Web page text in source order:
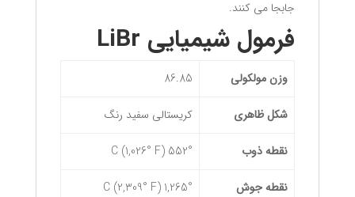
جابجا می کنند.
فرمول شیمیایی LiBr
وزن مولکولی 86.85
شکل ظاهری کریستالی سفید رنگ
نقطه ذوب 552° C (1,026° F)
نقطه جوش 1,265° C (2,309° F)